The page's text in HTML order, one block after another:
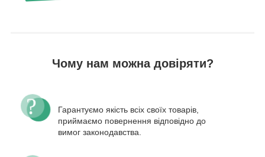
Чому нам можна довіряти?
Гарантуємо якість всіх своїх товарів,
приймаємо повернення відповідно до
вимог законодавства.